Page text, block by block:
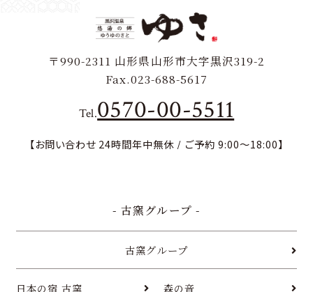
〒990-2311 山形県山形市大字黒沢319-2
Fax.023-688-5617
Tel.0570-00-5511
【お問い合わせ 24時間年中無休 / ご予約 9:00～18:00】
- 古窯グループ -
古窯グループ
日本の宿 古窯 森の音